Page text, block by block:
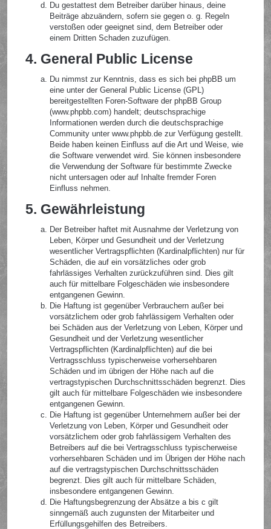
Du gestattest dem Betreiber darüber hinaus, deine
Beiträge abzuändern, sofern sie gegen o. g. Regeln
verstoßen oder geeignet sind, dem Betreiber oder
einem Dritten Schaden zuzufügen.
4. General Public License
Du nimmst zur Kenntnis, dass es sich bei phpBB um
eine unter der General Public License (GPL)
bereitgestellten Foren-Software der phpBB Group
(www.phpbb.com) handelt; deutschsprachige
Informationen werden durch die deutschsprachige
Community unter www.phpbb.de zur Verfügung gestellt.
Beide haben keinen Einfluss auf die Art und Weise, wie
die Software verwendet wird. Sie können insbesondere
die Verwendung der Software für bestimmte Zwecke
nicht untersagen oder auf Inhalte fremder Foren
Einfluss nehmen.
5. Gewährleistung
Der Betreiber haftet mit Ausnahme der Verletzung von
Leben, Körper und Gesundheit und der Verletzung
wesentlicher Vertragspflichten (Kardinalpflichten) nur für
Schäden, die auf ein vorsätzliches oder grob
fahrlässiges Verhalten zurückzuführen sind. Dies gilt
auch für mittelbare Folgeschäden wie insbesondere
entgangenen Gewinn.
Die Haftung ist gegenüber Verbrauchern außer bei
vorsätzlichem oder grob fahrlässigem Verhalten oder
bei Schäden aus der Verletzung von Leben, Körper und
Gesundheit und der Verletzung wesentlicher
Vertragspflichten (Kardinalpflichten) auf die bei
Vertragsschluss typischerweise vorhersehbaren
Schäden und im übrigen der Höhe nach auf die
vertragstypischen Durchschnittsschäden begrenzt. Dies
gilt auch für mittelbare Folgeschäden wie insbesondere
entgangenen Gewinn.
Die Haftung ist gegenüber Unternehmern außer bei der
Verletzung von Leben, Körper und Gesundheit oder
vorsätzlichem oder grob fahrlässigem Verhalten des
Betreibers auf die bei Vertragsschluss typischerweise
vorhersehbaren Schäden und im Übrigen der Höhe nach
auf die vertragstypischen Durchschnittsschäden
begrenzt. Dies gilt auch für mittelbare Schäden,
insbesondere entgangenen Gewinn.
Die Haftungsbegrenzung der Absätze a bis c gilt
sinngemäß auch zugunsten der Mitarbeiter und
Erfüllungsgehilfen des Betreibers.